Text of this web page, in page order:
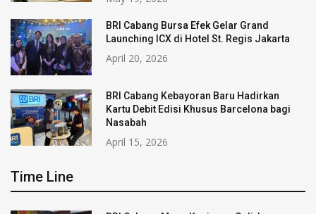
BRI Cabang Bursa Efek Gelar Grand
Launching ICX di Hotel St. Regis Jakarta
April 20, 2026
BRI Cabang Kebayoran Baru Hadirkan
Kartu Debit Edisi Khusus Barcelona bagi
Nasabah
April 15, 2026
Time Line